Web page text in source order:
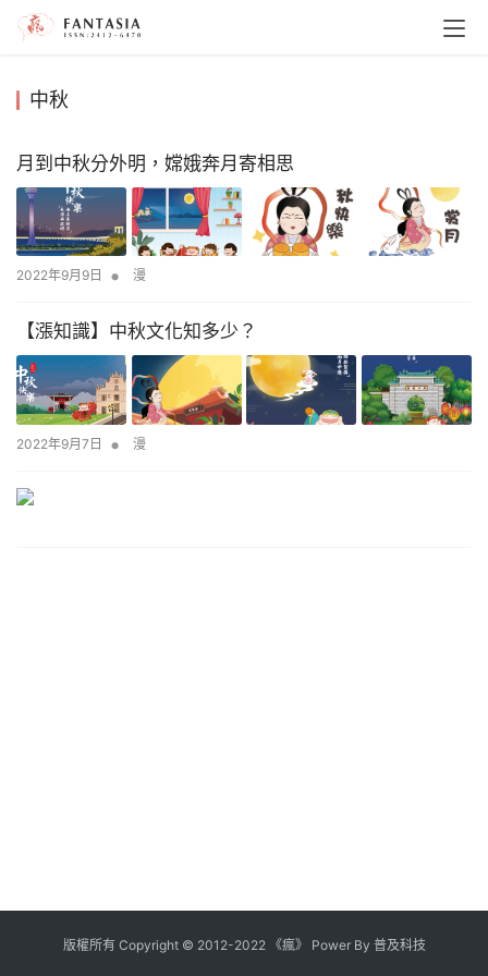
中秋
月到中秋分外明，嫦娥奔月寄相思
2022年9月9日 • 漫
【漲知識】中秋文化知多少？
2022年9月7日 • 漫
版權所有 Copyright © 2012-2022《瘋》 Power By 普及科技